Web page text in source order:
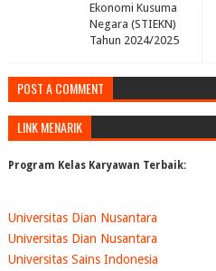
Ekonomi Kusuma
Negara (STIEKN)
Tahun 2024/2025
POST A COMMENT
LINK MENARIK
Program Kelas Karyawan Terbaik:
Universitas Dian Nusantara
Universitas Dian Nusantara
Universitas Sains Indonesia